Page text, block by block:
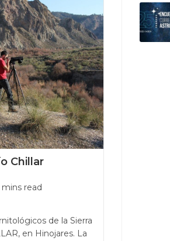
Chillar
mins read
de la Sierra
en Hinojares. La